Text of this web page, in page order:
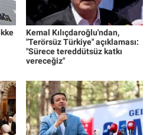
Kemal Kılıçdaroğlu'ndan,
"Terörsüz Türkiye" açıklaması:
"Sürece tereddütsüz katkı
vereceğiz"